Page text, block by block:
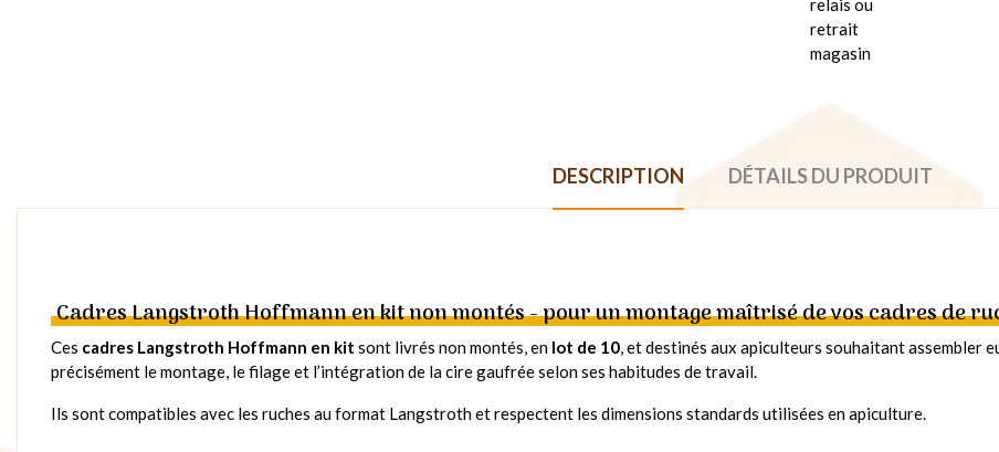
relais ou
retrait
magasin
DESCRIPTION DÉTAILS DU PRODUIT
Cadres Langstroth Hoffmann en kit non montés - pour un montage maîtrisé de vos cadres de
Ces cadres Langstroth Hoffmann en kit sont livrés non montés, en lot de 10, et destinés aux apiculteurs souhaitant assembler
précisément le montage, le filage et l’intégration de la cire gaufrée selon ses habitudes de travail.
Ils sont compatibles avec les ruches au format Langstroth et respectent les dimensions standards utilisées en apiculture.